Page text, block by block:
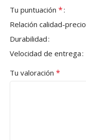
Tu puntuación *
Relación calidad-precio
Durabilidad
Velocidad de entrega
Tu valoración *